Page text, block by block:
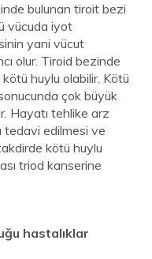
bulunan tiroit bezi
vücuda iyot
yani vücut
olur. Tiroid bezinde
huylu olabilir. Kötü
çok büyük
Hayatı tehlike arz
tedavi edilmesi ve
kötü huylu
triod kanserine
hastalıklar